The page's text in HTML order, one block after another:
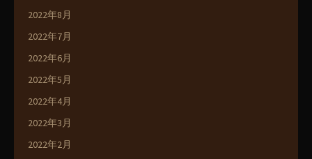
2022年8月
2022年7月
2022年6月
2022年5月
2022年4月
2022年3月
2022年2月